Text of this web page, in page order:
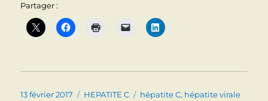
Partager :
Publié
13 février 2017 Catégories
HEPATITE C Étiquettes
hépatite C, hépatite virale